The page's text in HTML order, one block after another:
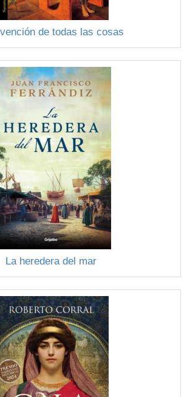
de todas las cosas
La heredera del mar